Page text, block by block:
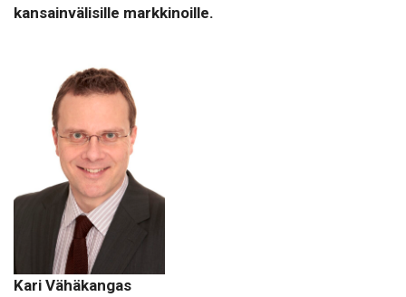
kansainvälisille markkinoille.
Kari Vähäkangas